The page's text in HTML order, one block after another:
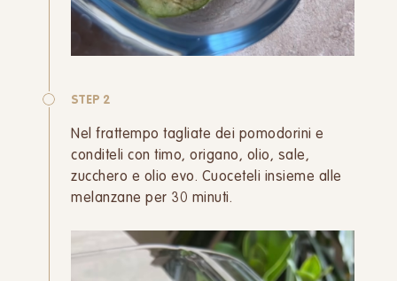
STEP 2
Nel frattempo tagliate dei pomodorini e
conditeli con timo, origano, olio, sale,
zucchero e olio evo. Cuoceteli insieme alle
melanzane per 30 minuti.